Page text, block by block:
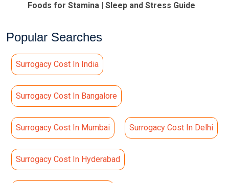
Foods for Stamina | Sleep and Stress Guide
Popular Searches
Surrogacy Cost In India
Surrogacy Cost In Bangalore
Surrogacy Cost In Mumbai Surrogacy Cost In Delhi
Surrogacy Cost In Hyderabad